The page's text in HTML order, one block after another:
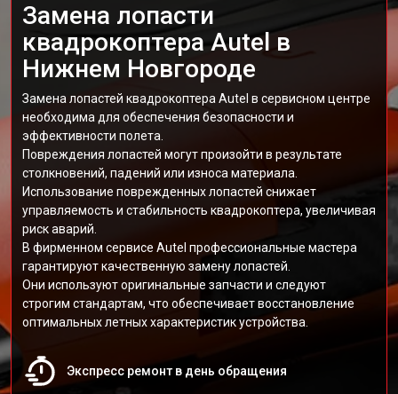
Замена лопасти
квадрокоптера Autel в
Нижнем Новгороде
Замена лопастей квадрокоптера Autel в сервисном центре
необходима для обеспечения безопасности и
эффективности полета.
Повреждения лопастей могут произойти в результате
столкновений, падений или износа материала.
Использование поврежденных лопастей снижает
управляемость и стабильность квадрокоптера, увеличивая
риск аварий.
В фирменном сервисе Autel профессиональные мастера
гарантируют качественную замену лопастей.
Они используют оригинальные запчасти и следуют
строгим стандартам, что обеспечивает восстановление
оптимальных летных характеристик устройства.
Экспресс ремонт в день обращения